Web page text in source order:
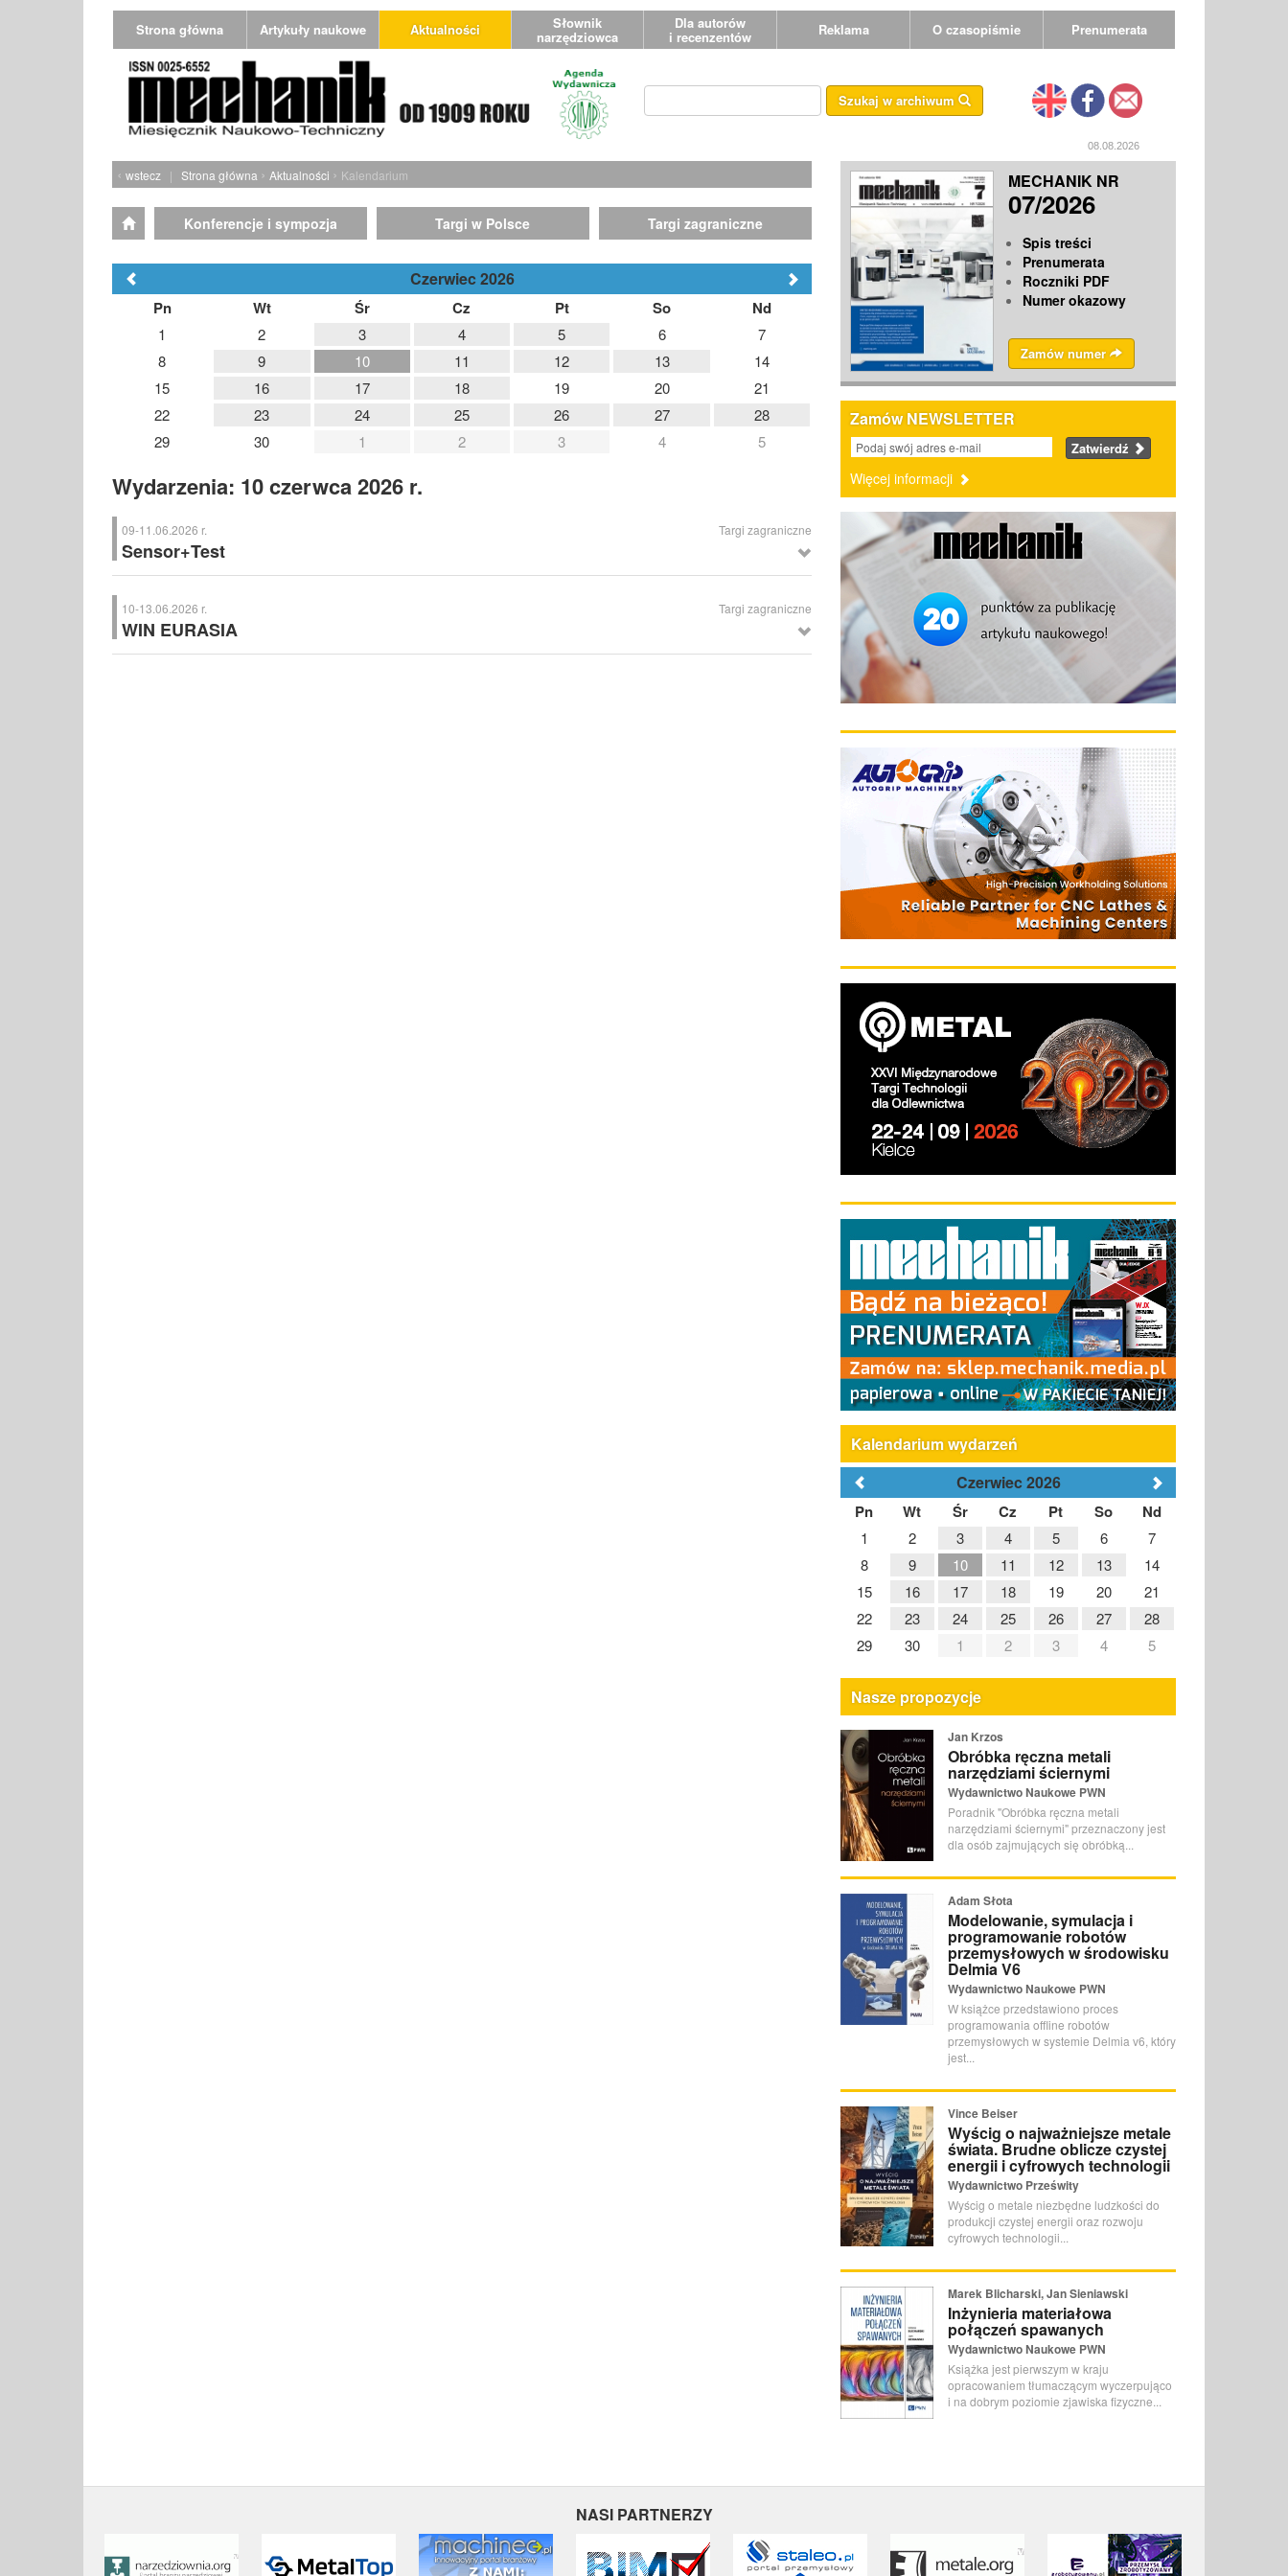
Strona główna Artykuły naukowe Aktualności Słownik
narzędziowca
Dla autorów
i recenzentów Reklama O czasopiśmie Prenumerata
Szukaj w archiwum
08.08.2026
‹ wstecz | Strona główna › Aktualności › Kalendarium
Konferencje i sympozja Targi w Polsce Targi zagraniczne
Czerwiec 2026
Pn Wt Śr Cz Pt So Nd
1 2 3 4 5 6
7
8
9 10 11 12 13
14
15
16 17 18 19 20
21
22
23 24 25 26 27
28
29
30 1 2 3 4 5
Wydarzenia: 10 czerwca 2026 r.
09-11.06.2026 r. Targi zagraniczne
Sensor+Test
Sensor+Test– Międzynarodowe Targi Branżowe Sensoryki i Techniki Pomiarowej, Norymberga (Niemcy)
10-13.06.2026 r. Targi zagraniczne
WIN EURASIA
WIN EURASIA– Międzynarodowe Targi Automatyki i Technologii Maszynowych, Istambuł (Turcja)
MECHANIK NR
07/2026
Spis treści
Prenumerata
Roczniki PDF
Numer okazowy
Zamów numer
Zamów NEWSLETTER
Zatwierdź
Więcej informacji
Kalendarium wydarzeń
Czerwiec 2026
Pn Wt Śr Cz Pt So Nd
1 2 3 4 5 6
7
8
9 10 11 12 13
14
15
16 17 18 19 20
21
22
23 24 25 26 27
28
29
30 1 2 3 4 5
Nasze propozycje
Jan Krzos
Obróbka ręczna metali
narzędziami ściernymi
Wydawnictwo Naukowe PWN
Poradnik "Obróbka ręczna metali
narzędziami ściernymi" przeznaczony jest
dla osób zajmujących się obróbką...
Adam Słota
Modelowanie, symulacja i
programowanie robotów
przemysłowych w środowisku
Delmia V6
Wydawnictwo Naukowe PWN
W książce przedstawiono proces
programowania offline robotów
przemysłowych w systemie Delmia v6, który
jest...
Vince Beiser
Wyścig o najważniejsze metale
świata. Brudne oblicze czystej
energii i cyfrowych technologii
Wydawnictwo Prześwity
Wyścig o metale niezbędne ludzkości do
produkcji czystej energii oraz rozwoju
cyfrowych technologii...
Marek Blicharski, Jan Sieniawski
Inżynieria materiałowa
połączeń spawanych
Wydawnictwo Naukowe PWN
Książka jest pierwszym w kraju
opracowaniem tłumaczącym wyczerpująco
i na dobrym poziomie zjawiska fizyczne...
NASI PARTNERZY